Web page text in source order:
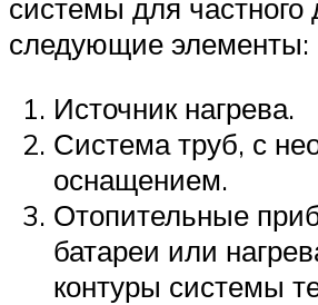
системы для частного
следующие элементы:
Источник нагрева.
Система труб, с
оснащением.
Отопительные
батареи или
контуры системы